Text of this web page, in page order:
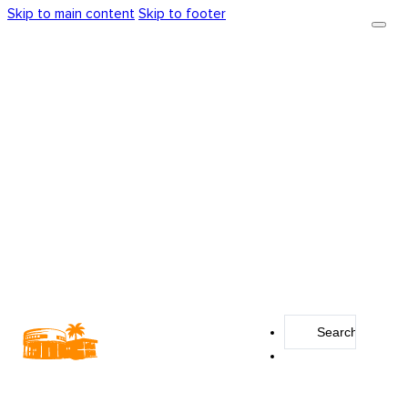
Skip to main content Skip to footer